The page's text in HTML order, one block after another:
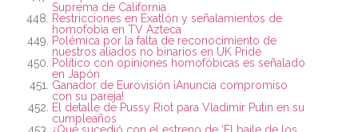
Suprema de California
Restricciones en Exatlón y señalamientos de
homofobia en TV Azteca
Polémica por la falta de reconocimiento de
nuestros aliados no binarios en UK Pride
Político con opiniones homofóbicas es señalado
en Japón
Ganador de Eurovisión ¡Anuncia compromiso
con su pareja!
El detalle de Pussy Riot para Vladimir Putin en su
cumpleaños